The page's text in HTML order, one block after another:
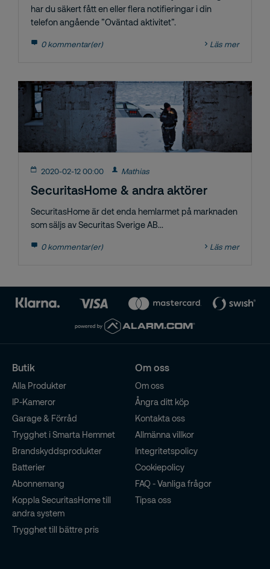
har du säkert fått en eller flera notifieringar i din
telefon angående ”Oväntad aktivitet”.
0 kommentar(er) Läs mer
2020-02-12 00:00 Mathias
SecuritasHome & andra aktörer
SecuritasHome är det enda hemlarmet på marknaden
som säljs av Securitas Sverige AB...
0 kommentar(er) Läs mer
Butik
Alla Produkter
IP-Kameror
Garage & Förråd
Trygghet i Smarta Hemmet
Brandskyddsprodukter
Batterier
Abonnemang
Koppla SecuritasHome till
andra system
Trygghet till bättre pris
Om oss
Om oss
Ångra ditt köp
Kontakta oss
Allmänna villkor
Integritetspolicy
Cookiepolicy
FAQ - Vanliga frågor
Tipsa oss